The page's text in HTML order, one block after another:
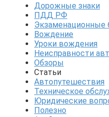
Дорожные знаки
ПДД РФ
Вождение
Уроки вождения
Неисправности
Обзоры
Статьи
Автопутешествия
Техническое
Юридические
Полезно